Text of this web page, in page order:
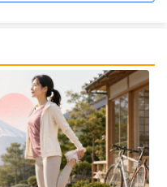
nang uống cải thiện thị lực,
nhớ DHA + EPA + Flaxseed
30 viên/gói - Date 02/2027
|52.346
đ